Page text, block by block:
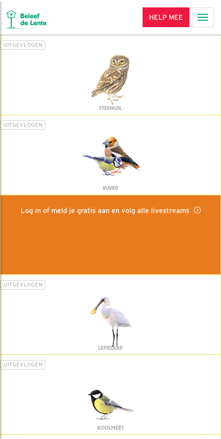
HELP MEE
UITGEVLOGEN
STEENUIL
UITGEVLOGEN
VIJVER
Log in of meld je gratis aan en volg alle livestreams
UITGEVLOGEN
LEPELAAR
UITGEVLOGEN
KOOLMEES